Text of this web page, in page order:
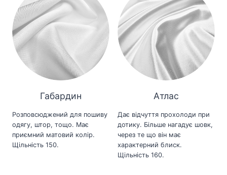
Габардин
Розповсюджений для пошиву
одягу, штор, тощо. Має
приємний матовий колір.
Щільність 150.
Атлас
Дає відчуття прохолоди при
дотику. Більше нагадує шовк,
через те що він має
характерний блиск.
Щільність 160.